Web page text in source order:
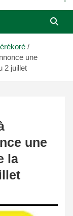
une
2 juillet
une
la